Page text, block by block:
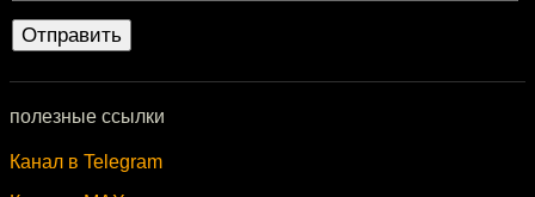
полезные ссылки
Канал в Telegram